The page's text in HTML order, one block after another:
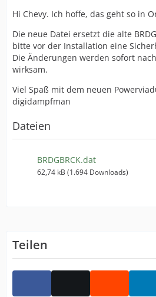
Hi Chevy. Ich hoffe, das geht so in
Die neue Datei ersetzt die alte
bitte vor der Installation eine
Die Änderungen werden sofort
wirksam.
Viel Spaß mit dem neuen
digidampfman
Dateien
BRDGBRCK.dat
62,74 kB (1.694 Downloads)
Teilen